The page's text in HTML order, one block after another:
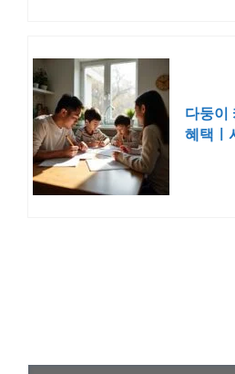
다둥이
혜택ㅣ